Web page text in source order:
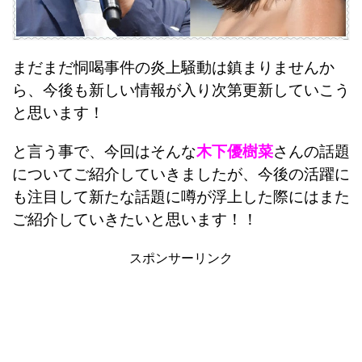
まだまだ恫喝事件の炎上騒動は鎮まりませんか
ら、今後も新しい情報が入り次第更新していこう
と思います！
と言う事で、今回はそんな木下優樹菜さんの話題
についてご紹介していきましたが、今後の活躍に
も注目して新たな話題に噂が浮上した際にはまた
ご紹介していきたいと思います！！
スポンサーリンク